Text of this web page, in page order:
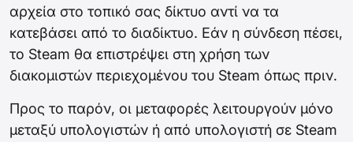
αρχεία στο τοπικό σας δίκτυο αντί να τα
κατεβάσει από το διαδίκτυο. Εάν η σύνδεση πέσει,
το Steam θα επιστρέψει στη χρήση των
διακομιστών περιεχομένου του Steam όπως πριν.
Προς το παρόν, οι μεταφορές λειτουργούν μόνο
μεταξύ υπολογιστών ή από υπολογιστή σε Steam